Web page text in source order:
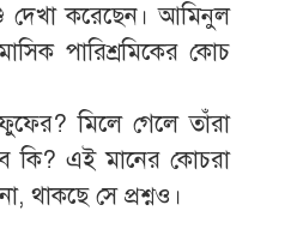
দেখা করেছেন। আমিনুল
পারিশ্রমিকের কোচ
মিলে গেলে তাঁরা
কি? এই মানের কোচরা
থাকছে সে প্রশ্নও।